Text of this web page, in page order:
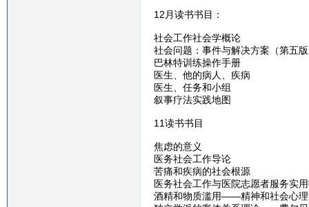
12月读书书目：
社会工作社会学概论
社会问题：事件与解决方案（第五
巴林特训练操作手册
医生、他的病人、疾病
医生、任务和小组
叙事疗法实践地图
11读书书目
焦虑的意义
医务社会工作导论
苦痛和疾病的社会根源
医务社会工作与医院志愿者服务实
酒精和物质滥用——精神和社会心理